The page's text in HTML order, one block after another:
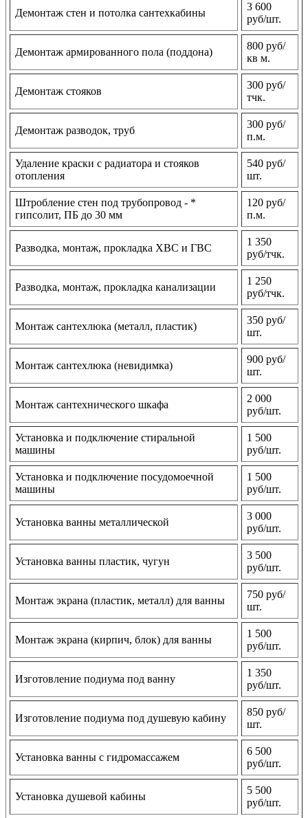
Демонтаж стен и потолка сантехкабины
3 600
руб/шт.
Демонтаж армированного пола (поддона)
800 руб/
кв м.
Демонтаж стояков
300 руб/
тчк.
Демонтаж разводок, труб
300 руб/
п.м.
Удаление краски с радиатора и стояков
отопления
540 руб/
шт.
Штробление стен под трубопровод - *
гипсолит, ПБ до 30 мм
120 руб/
п.м.
Разводка, монтаж, прокладка ХВС и ГВС
1 350
руб/тчк.
Разводка, монтаж, прокладка канализации
1 250
руб/тчк.
Монтаж сантехлюка (металл, пластик)
350 руб/
шт.
Монтаж сантехлюка (невидимка)
900 руб/
шт.
Монтаж сантехнического шкафа
2 000
руб/шт.
Установка и подключение стиральной
машины
1 500
руб/шт.
Установка и подключение посудомоечной
машины
1 500
руб/шт.
Установка ванны металлической
3 000
руб/шт.
Установка ванны пластик, чугун
3 500
руб/шт.
Монтаж экрана (пластик, металл) для ванны
750 руб/
шт.
Монтаж экрана (кирпич, блок) для ванны
1 500
руб/шт.
Изготовление подиума под ванну
1 350
руб/шт.
Изготовление подиума под душевую кабину
850 руб/
шт.
Установка ванны с гидромассажем
6 500
руб/шт.
Установка душевой кабины
5 500
руб/шт.